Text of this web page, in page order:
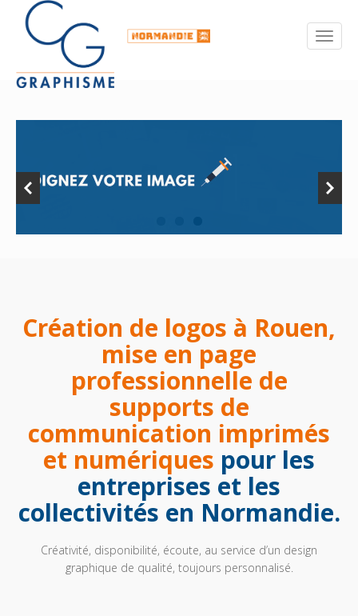
Création de logos à Rouen,
mise en page
professionnelle de
supports de
communication imprimés
et numériques pour les
entreprises et les
collectivités en Normandie.
Créativité, disponibilité, écoute, au service d’un design
graphique de qualité, toujours personnalisé.